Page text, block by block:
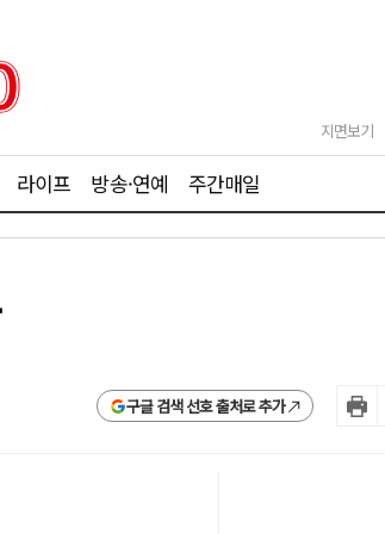
지면보기
라이프 방송·연예 주간매일
구글 검색 선호 출처로 추가